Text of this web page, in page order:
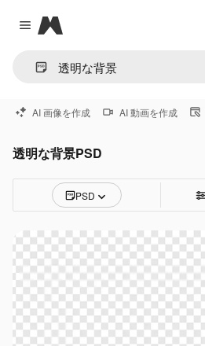
Close menu
Magnific
AI 画像を作成 AI 動画を作成
透明な背景PSD
PSD